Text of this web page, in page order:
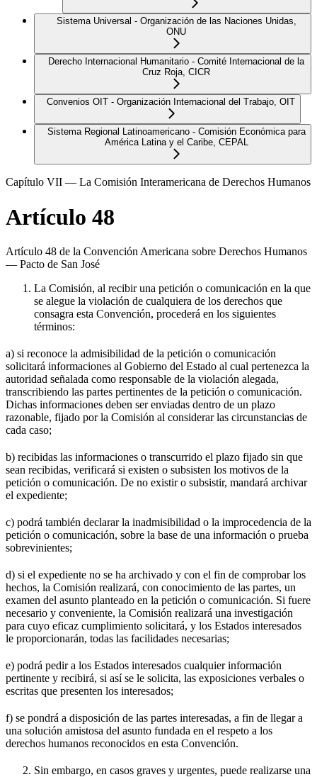
Sistema Universal - Organización de las Naciones Unidas,
ONU
Derecho Internacional Humanitario - Comité Internacional de la
Cruz Roja, CICR
Convenios OIT - Organización Internacional del Trabajo, OIT
Sistema Regional Latinoamericano - Comisión Económica para
América Latina y el Caribe, CEPAL
Capítulo VII — La Comisión Interamericana de Derechos Humanos
Artículo 48
Artículo 48 de la Convención Americana sobre Derechos Humanos
— Pacto de San José
La Comisión, al recibir una petición o comunicación en la que
se alegue la violación de cualquiera de los derechos que
consagra esta Convención, procederá en los siguientes
términos:
a) si reconoce la admisibilidad de la petición o comunicación
solicitará informaciones al Gobierno del Estado al cual pertenezca la
autoridad señalada como responsable de la violación alegada,
transcribiendo las partes pertinentes de la petición o comunicación.
Dichas informaciones deben ser enviadas dentro de un plazo
razonable, fijado por la Comisión al considerar las circunstancias de
cada caso;
b) recibidas las informaciones o transcurrido el plazo fijado sin que
sean recibidas, verificará si existen o subsisten los motivos de la
petición o comunicación. De no existir o subsistir, mandará archivar
el expediente;
c) podrá también declarar la inadmisibilidad o la improcedencia de la
petición o comunicación, sobre la base de una información o prueba
sobrevinientes;
d) si el expediente no se ha archivado y con el fin de comprobar los
hechos, la Comisión realizará, con conocimiento de las partes, un
examen del asunto planteado en la petición o comunicación. Si fuere
necesario y conveniente, la Comisión realizará una investigación
para cuyo eficaz cumplimiento solicitará, y los Estados interesados
le proporcionarán, todas las facilidades necesarias;
e) podrá pedir a los Estados interesados cualquier información
pertinente y recibirá, si así se le solicita, las exposiciones verbales o
escritas que presenten los interesados;
f) se pondrá a disposición de las partes interesadas, a fin de llegar a
una solución amistosa del asunto fundada en el respeto a los
derechos humanos reconocidos en esta Convención.
Sin embargo, en casos graves y urgentes, puede realizarse una